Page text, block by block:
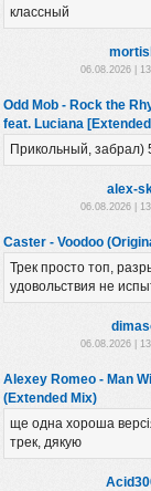
классный
06.08.2026 |
Odd Mob - Rock the
feat. Luciana
Прикольный, забрал)
alex-
06.08.2026 |
Caster - Voodoo
Трек просто топ,
удовольствия не
06.08.2026 |
Alexey Romeo - Man
(Extended Mix)
ще одна хороша
трек, дякую